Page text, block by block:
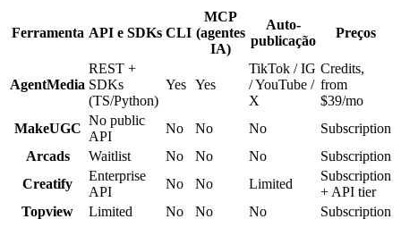
Ferramenta API e SDKs CLI
MCP
(agentes
IA)
Auto-
publicação
Preços
AgentMedia
REST +
SDKs
(TS/Python)
Yes Yes
TikTok / IG
/ YouTube /
X
Credits,
from
$39/mo
MakeUGC
No public
API
No No No
Subscription
Arcads
Waitlist No No No
Subscription
Creatify
Enterprise
API
No No Limited
Subscription
+ API tier
Topview
Limited No No No Subscription